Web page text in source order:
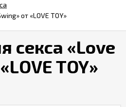
от «LOVE TOY»
секса «Love
TOY»